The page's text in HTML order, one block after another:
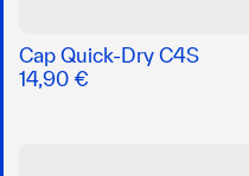
Cap Quick-Dry C4S
14,90 €